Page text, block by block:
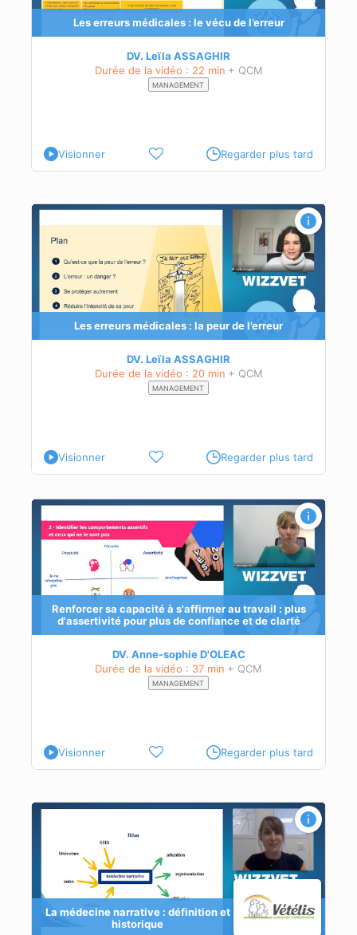
Les erreurs médicales : le vécu de l’erreur
DV. Leïla ASSAGHIR
Durée de la vidéo : 22 min + QCM
MANAGEMENT
Visionner Regarder plus tard
Les erreurs médicales : la peur de l’erreur
DV. Leïla ASSAGHIR
Durée de la vidéo : 20 min + QCM
MANAGEMENT
Visionner Regarder plus tard
Renforcer sa capacité à s'affirmer au travail : plus
d'assertivité pour plus de confiance et de clarté
DV. Anne-sophie D'OLEAC
Durée de la vidéo : 37 min + QCM
MANAGEMENT
Visionner Regarder plus tard
La médecine narrative : définition et
historique